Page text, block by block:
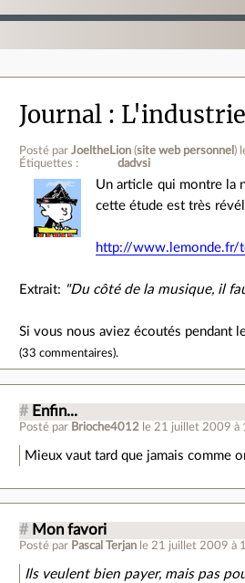
Journal
Posté parJoeltheLion (site web personnel )
Étiquettes :
dadvsi
Un article qui montre la
cette étude est très
http://
Extrait: "Du côté de la musique, il
Si vous nous aviez écoutés pendant
(33 commentaires).
# Enfin...
Posté par Brioche4012 le 21 juillet 2009 à
Mieux vaut tard que jamais comme
# Mon favori
Posté par Pascal Terjan le 21 juillet 2009 à
Ils veulent bien payer, mais pas